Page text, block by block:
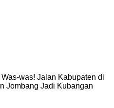
Was-was! Jalan Kabupaten di
Jombang Jadi Kubangan